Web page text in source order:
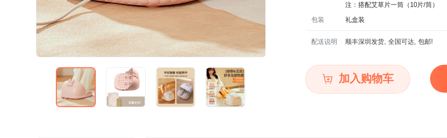
注：搭配艾草片一筒（10片/筒）
包装
礼盒装
配送说明 顺丰深圳发货, 全国可达, 包邮!
加入购物车